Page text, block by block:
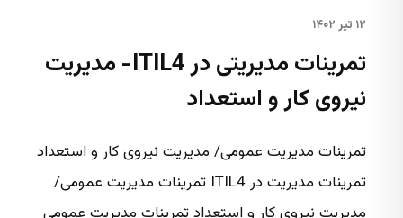
۱۲ تیر ۱۴۰۲
تمرینات مدیریتی در ITIL4- مدیریت
نیروی کار و استعداد
تمرینات مدیریت عمومی/ مدیریت نیروی کار و استعداد
تمرینات مدیریت در ITIL4 تمرینات مدیریت عمومی/